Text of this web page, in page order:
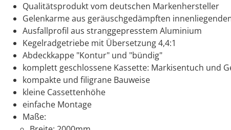
Qualitätsprodukt vom deutschen Markenhersteller
Gelenkarme aus geräuschgedämpften
Ausfallprofil aus stranggepresstem Aluminium
Kegelradgetriebe mit Übersetzung 4,4:1
Abdeckkappe "Kontur" und "bündig"
komplett geschlossene Kassette: Markisentuch und
kompakte und filigrane Bauweise
kleine Cassettenhöhe
einfache Montage
Maße: